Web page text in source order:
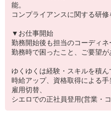
能。
コンプライアンスに関する研修
▼お仕事開始
勤務開始後も担当のコーディネ
勤務時で困ったこと、ご要望が
ゆくゆくは経験・スキルを積ん
時給アップ、資格取得による
雇用切替、
シエロでの正社員登用(営業・